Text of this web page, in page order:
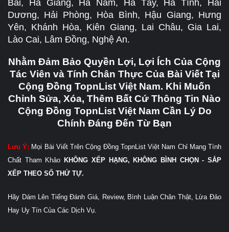
Bái, Hà Giang, Hà Nam, Hà Tây, Hà Tĩnh, Hải
Dương, Hải Phòng, Hòa Bình, Hậu Giang, Hưng
Yên, Khánh Hòa, Kiên Giang, Lai Châu, Gia Lai,
Lào Cai, Lâm Đồng, Nghệ An.
Nhằm Đảm Bảo Quyền Lợi, Lợi Ích Của Cộng
Tác Viên và Tính Chân Thực Của Bài Viết Tại
Cộng Đồng TopnList Việt Nam. Khi Muốn
Chỉnh Sửa, Xóa, Thêm Bất Cứ Thông Tin Nào
Cộng Đồng TopnList Việt Nam Cần Lý Do
Chính Đáng Đến Từ Bạn
Lưu Ý: Mọi Bài Viết Trên Cộng Đồng TopnList Việt Nam Chỉ Mang Tính
Chất Tham Khảo KHÔNG XẾP HẠNG, KHÔNG BÌNH CHỌN - SẮP
XẾP THEO SỐ THỨ TỰ.
Hãy Dám Lên Tiếng Đánh Giá, Review, Bình Luận Chân Thật, Lừa Đảo
Hay Uy Tín Của Các Dịch Vụ.